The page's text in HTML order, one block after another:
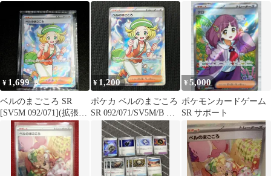
め 6枚 ミモザ グルーシ
ャ ベル
¥ 1,699
ベルのまごころ SR
[SV5M 092/071](拡張パ
ック「サイバージャッ
ジ」) Bianca's Devotion
SR [SV5M 092/071]
(Expansion Pack "Cyber
Judge" )
¥ 1,200
ポケカ ベルのまごころ
SR 092/071/SV5M/B サ
イバージャッジ
¥5,000
ポケモンカードゲーム
SR サポート